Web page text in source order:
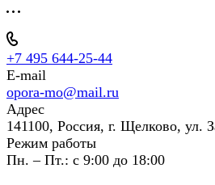
+7 495 644-25-44
E-mail
opora-mo@mail.ru
Адрес
141100, Россия, г. Щелково, ул.
Режим работы
Пн. – Пт.: с 9:00 до 18:00